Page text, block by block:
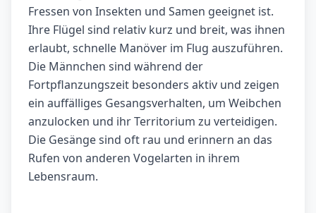
Fressen von Insekten und Samen geeignet ist.
Ihre Flügel sind relativ kurz und breit, was ihnen
erlaubt, schnelle Manöver im Flug auszuführen.
Die Männchen sind während der
Fortpflanzungszeit besonders aktiv und zeigen
ein auffälliges Gesangsverhalten, um Weibchen
anzulocken und ihr Territorium zu verteidigen.
Die Gesänge sind oft rau und erinnern an das
Rufen von anderen Vogelarten in ihrem
Lebensraum.